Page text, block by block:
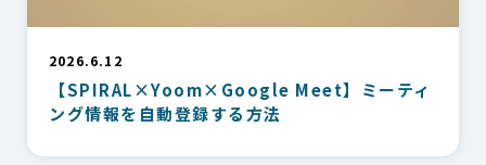
2026.6.12
【SPIRAL×Yoom×Google Meet】ミーティ
ング情報を自動登録する方法